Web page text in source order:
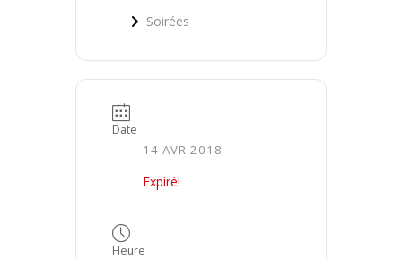
Soirées
Date
14 AVR 2018
Expiré!
Heure